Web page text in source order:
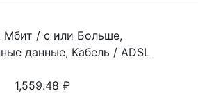
Мбит / с или Больше,
данные, Кабель / ADSL
1,559.48 ₽